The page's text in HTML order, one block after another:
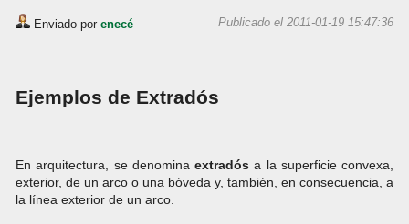
Enviado por enecé Publicado el 2011-01-19 15:47:36
Ejemplos de Extradós
En arquitectura, se denomina extradós a la superficie convexa,
exterior, de un arco o una bóveda y, también, en consecuencia, a
la línea exterior de un arco.